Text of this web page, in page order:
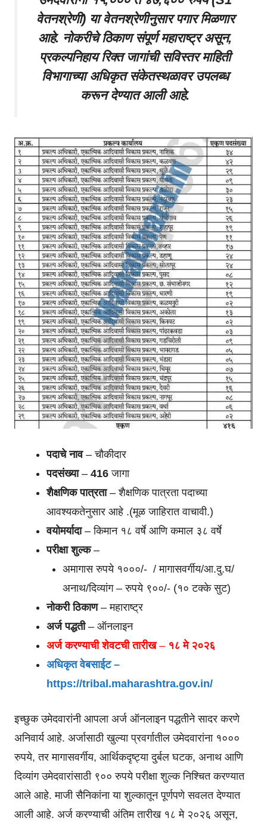
वेतनश्रेणी) या वेतनश्रेणीनुसार पगार मिळणार
आहे. नोकरीचे ठिकाण संपूर्ण महाराष्ट्र असून,
प्रकल्पनिहाय रिक्त जागांची सविस्तर माहिती
विभागाच्या अधिकृत संकेतस्थळावर उपलब्ध
करून देण्यात आली आहे.
पदाचे नाव– चौकीदार
पदसंख्या– 416जागा
शैक्षणिक पात्रता– शैक्षणिक पात्रता पदाच्या
आवश्यकतेनुसार आहे .(मूळ जाहिरात वाचावी.)
वयोमर्यादा– किमान १८ वर्षे आणि कमाल ३८ वर्षे
परीक्षा शुल्क–
अमागास रुपये १०००/- / मागासवर्गीय/आ.दु.घ/
अनाथ/दिव्यांग – रुपये ९००/- (१० टक्के सुट)
नोकरी ठिकाण– महाराष्ट्र
अर्ज पद्धती – ऑनलाइन
अर्ज करण्याची शेवटची तारीख– १८ मे २०२६
अधिकृत वेबसाईट –
https://tribal.maharashtra.gov.in/
इच्छुक उमेदवारांनी आपला अर्ज ऑनलाइन पद्धतीने सादर करणे
अनिवार्य आहे. अर्जासाठी खुल्या प्रवर्गातील उमेदवारांना १०००
रुपये, तर मागासवर्गीय, आर्थिकदृष्ट्या दुर्बल घटक, अनाथ आणि
दिव्यांग उमेदवारांसाठी ९०० रुपये परीक्षा शुल्क निश्चित करण्यात
आले आहे. माजी सैनिकांना या शुल्कातून पूर्णपणे सवलत देण्यात
आली आहे. अर्ज करण्याची अंतिम तारीख १८ मे २०२६ असून,